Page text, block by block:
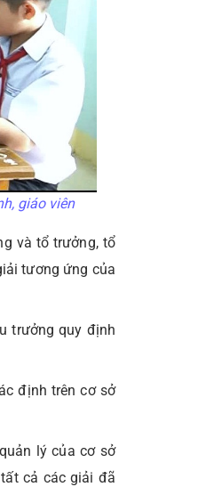
giáo viên
và tổ trưởng, tổ
tương ứng của
trưởng quy định
định trên cơ sở
lý của cơ sở
cả các giải đã